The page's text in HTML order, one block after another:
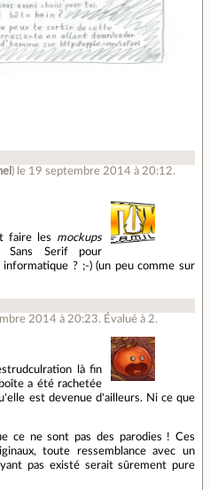
) le 19 septembre 2014 à 20:12.
faire les mockups
Sans Serif pour
? ;-) (un peu comme sur
2014 à 20:23. Évalué à 2.
là fin
a été rachetée
est devenue d'ailleurs. Ni ce que
ce ne sont pas des parodies ! Ces
toute ressemblance avec un
pas existé serait sûrement pure